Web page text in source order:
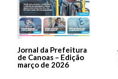
Jornal da Prefeitura
de Canoas – Edição
março de 2026